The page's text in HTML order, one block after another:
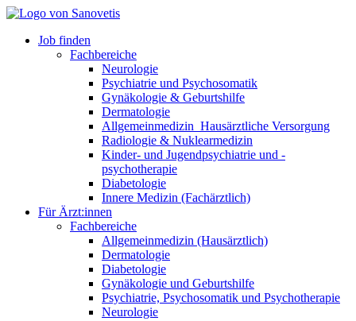
Job finden
Fachbereiche
Neurologie
Psychiatrie und Psychosomatik
Gynäkologie & Geburtshilfe
Dermatologie
Allgemeinmedizin_Hausärztliche Versorgung
Radiologie & Nuklearmedizin
Kinder- und Jugendpsychiatrie und -
psychotherapie
Diabetologie
Innere Medizin (Fachärztlich)
Für Ärzt:innen
Fachbereiche
Allgemeinmedizin (Hausärztlich)
Dermatologie
Diabetologie
Gynäkologie und Geburtshilfe
Psychiatrie, Psychosomatik und Psychotherapie
Neurologie